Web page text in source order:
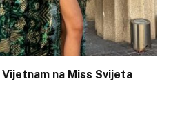
na Miss Svijeta